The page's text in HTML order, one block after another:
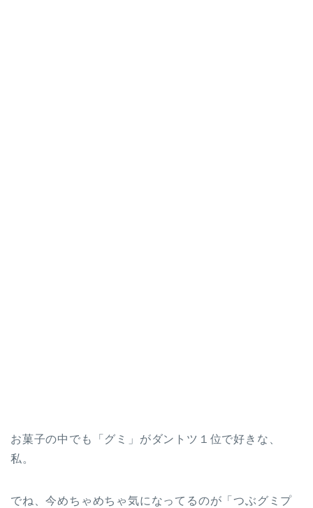
お菓子の中でも「グミ」がダントツ１位で好きな、
私。
でね、今めちゃめちゃ気になってるのが「つぶグミプ